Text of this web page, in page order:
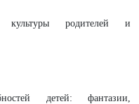
культуры родителей и
детей: фантазии,